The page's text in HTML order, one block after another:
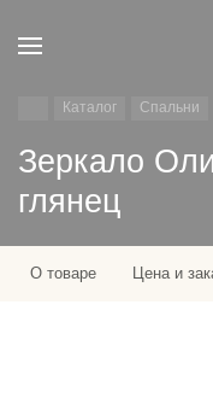
Каталог Спальни
Зеркало
глянец
О товаре Цена и